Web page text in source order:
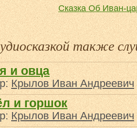
Сказка Об Иван-
также
и овца
Крылов Иван Андреевич
и горшок
Крылов Иван Андреевич